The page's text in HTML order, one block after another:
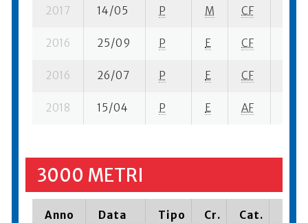
2017 14/05 P M CF
2016 25/09 P E CF
2016 26/07 P E CF
2018 15/04 P E AF
3000 METRI
Anno Data Tipo Cr. Cat.